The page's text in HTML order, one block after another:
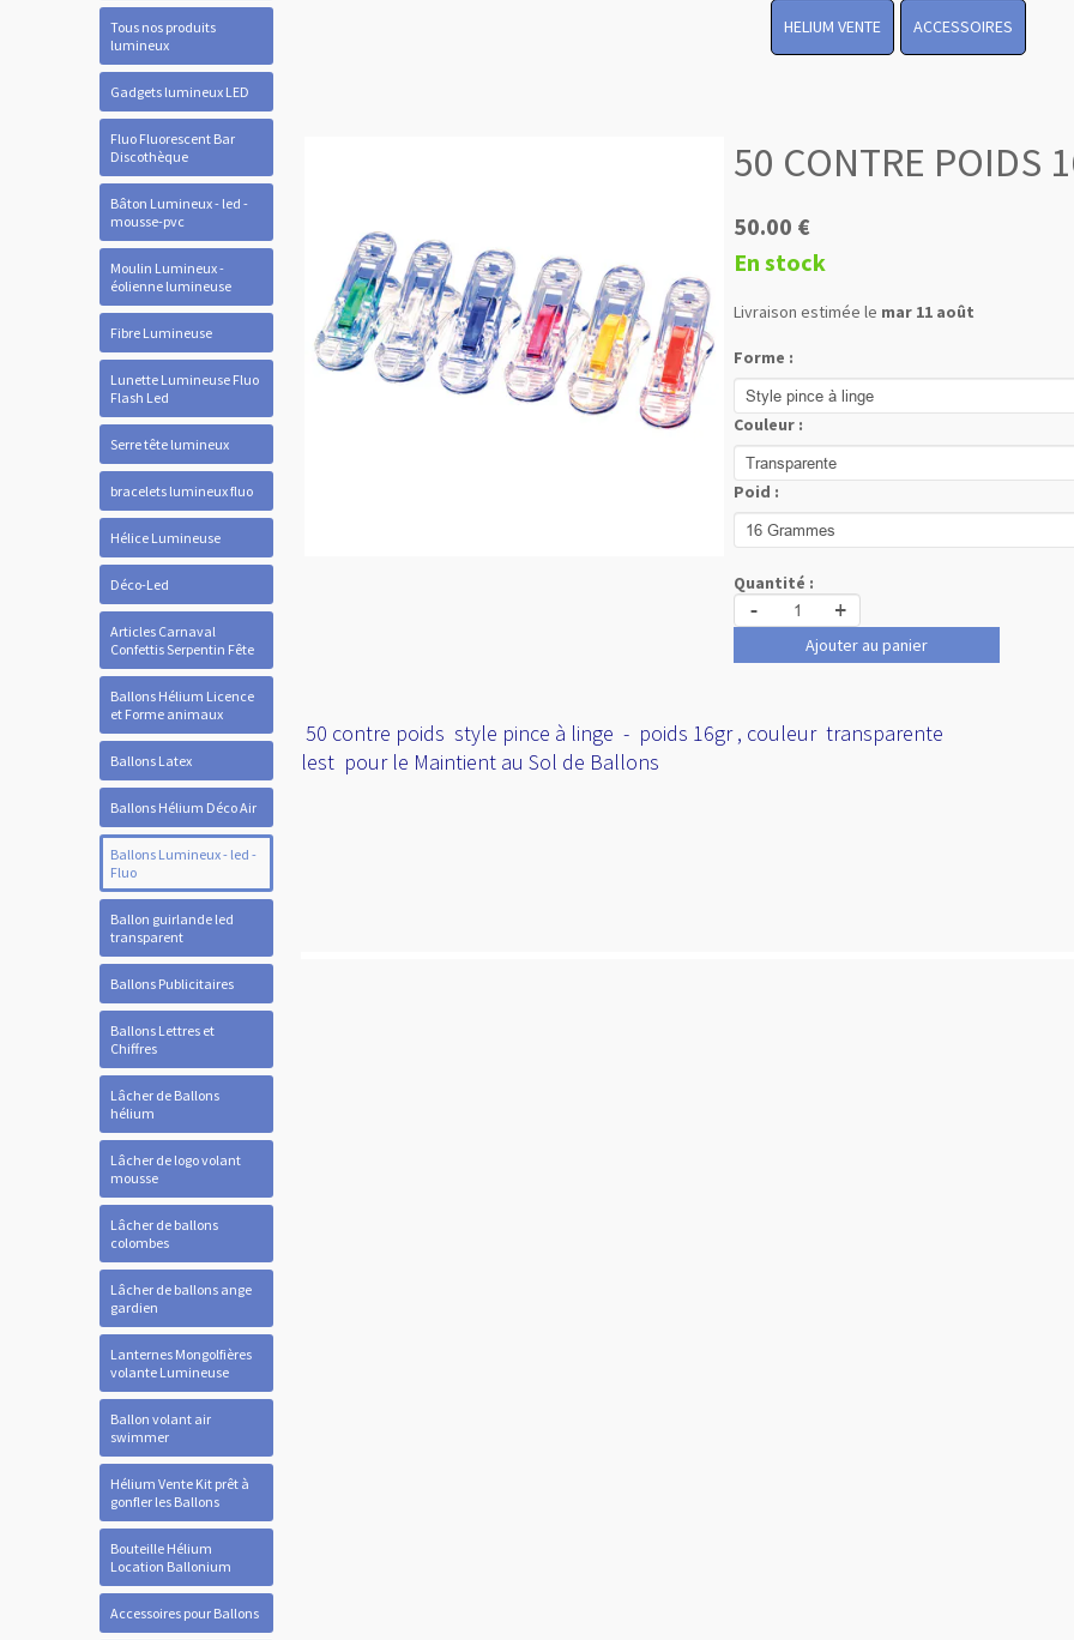
Tous nos produits
lumineux
Gadgets lumineux LED
Fluo Fluorescent Bar
Discothèque
Bâton Lumineux - led -
mousse-pvc
Moulin Lumineux -
éolienne lumineuse
Fibre Lumineuse
Lunette Lumineuse Fluo
Flash Led
Serre tête lumineux
bracelets lumineux fluo
Hélice Lumineuse
Déco-Led
Articles Carnaval
Confettis Serpentin Fête
Ballons Hélium Licence
et Forme animaux
Ballons Latex
Ballons Hélium Déco Air
Ballons Lumineux - led -
Fluo
Ballon guirlande led
transparent
Ballons Publicitaires
Ballons Lettres et
Chiffres
Lâcher de Ballons
hélium
Lâcher de logo volant
mousse
Lâcher de ballons
colombes
Lâcher de ballons ange
gardien
Lanternes Mongolfières
volante Lumineuse
Ballon volant air
swimmer
Hélium Vente Kit prêt à
gonfler les Ballons
Bouteille Hélium
Location Ballonium
Accessoires pour Ballons
HELIUM VENTE ACCESSOIRES
50 CONTRE POIDS
50.00 €
En stock
Livraison estimée le mar 11 août
Forme :
Couleur :
Poid :
Quantité :
- +
Ajouter au panier
50 contre poids style pince à linge - poids 16gr , couleur transparente
lest pour le Maintient au Sol de Ballons